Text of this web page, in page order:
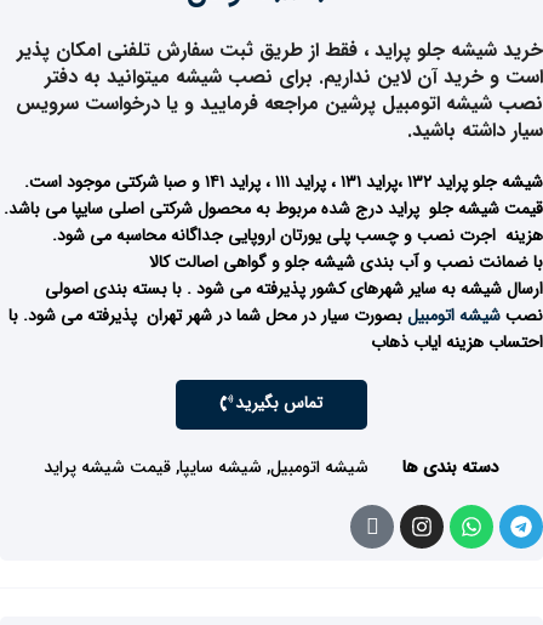
خرید شیشه جلو پراید ، فقط از طریق ثبت سفارش تلفنی امکان پذیر
است و خرید آن لاین نداریم. برای نصب شیشه میتوانید به دفتر
نصب شیشه اتومبیل پرشین مراجعه فرمایید و یا درخواست سرویس
سیار داشته باشید.
شیشه جلو پراید ۱۳۲ ،پراید ۱۳۱ ، پراید ۱۱۱ ، پراید ۱۴۱ و صبا شرکتی موجود است.
قیمت شیشه جلو پراید درج شده مربوط به محصول شرکتی اصلی سایپا می باشد.
هزینه اجرت نصب و چسب پلی یورتان اروپایی جداگانه محاسبه می شود.
با ضمانت نصب و آب بندی شیشه جلو و گواهی اصالت کالا
ارسال شیشه به سایر شهرهای کشور پذیرفته می شود . با بسته بندی اصولی
نصبشیشه اتومبیلبصورت سیار در محل شما در شهر تهران پذیرفته می شود. با
احتساب هزینه ایاب ذهاب
تماس بگیرید
دسته بندی ها شیشه اتومبیل,شیشه سایپا,قیمت شیشه پراید